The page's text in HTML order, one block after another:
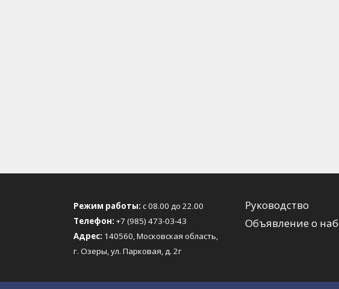
Режим работы: с 08.00 до 22.00
Телефон: +7 (985) 473-03-43
Адрес: 140560, Московская область,
г. Озеры, ул. Парковая, д. 2г
Руководство
Объявление о